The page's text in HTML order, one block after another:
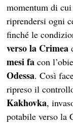
momentum di
riprendersi ogni
finché le
verso la Crimea
mesi fa con
Odessa. Così
ripreso il
Kakhovka,
potabile verso la